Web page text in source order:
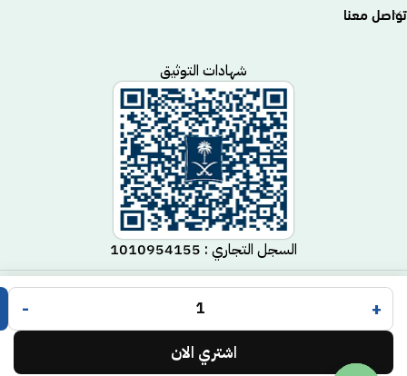
تواصل معنا
شهادات التوثيق
السجل التجاري : 1010954155
جميع الحقوق محفوظة لـمتجر مكيف© 2025.
تم التطوير بواسطة
+
-
اشتري الان